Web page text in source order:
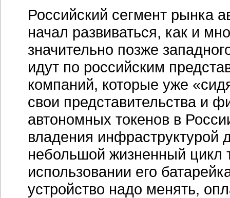
Российский сегмент рынка
начал развиваться, как и
значительно позже
идут по российским
компаний, которые уже
свои представительства и
автономных токенов в
владения инфраструктурой
небольшой жизненный цикл
использовании его
устройство надо менять,